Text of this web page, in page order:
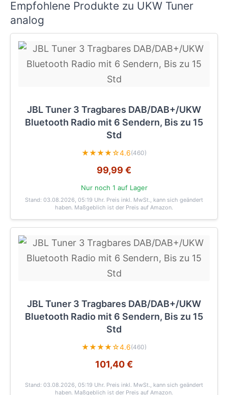
Empfohlene Produkte zu UKW Tuner
analog
JBL Tuner 3 Tragbares DAB/DAB+/UKW
Bluetooth Radio mit 6 Sendern, Bis zu 15
Std
★★★★☆4.6(460)
99,99 €
Nur noch 1 auf Lager
Stand: 03.08.2026, 05:19 Uhr. Preis inkl. MwSt., kann sich geändert
haben. Maßgeblich ist der Preis auf Amazon.
JBL Tuner 3 Tragbares DAB/DAB+/UKW
Bluetooth Radio mit 6 Sendern, Bis zu 15
Std
★★★★☆4.6(460)
101,40 €
Stand: 03.08.2026, 05:19 Uhr. Preis inkl. MwSt., kann sich geändert
haben. Maßgeblich ist der Preis auf Amazon.